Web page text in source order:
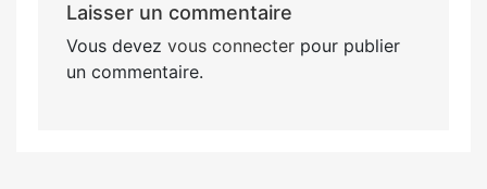
Laisser un commentaire
Vous devez vous connecterpour publier
un commentaire.